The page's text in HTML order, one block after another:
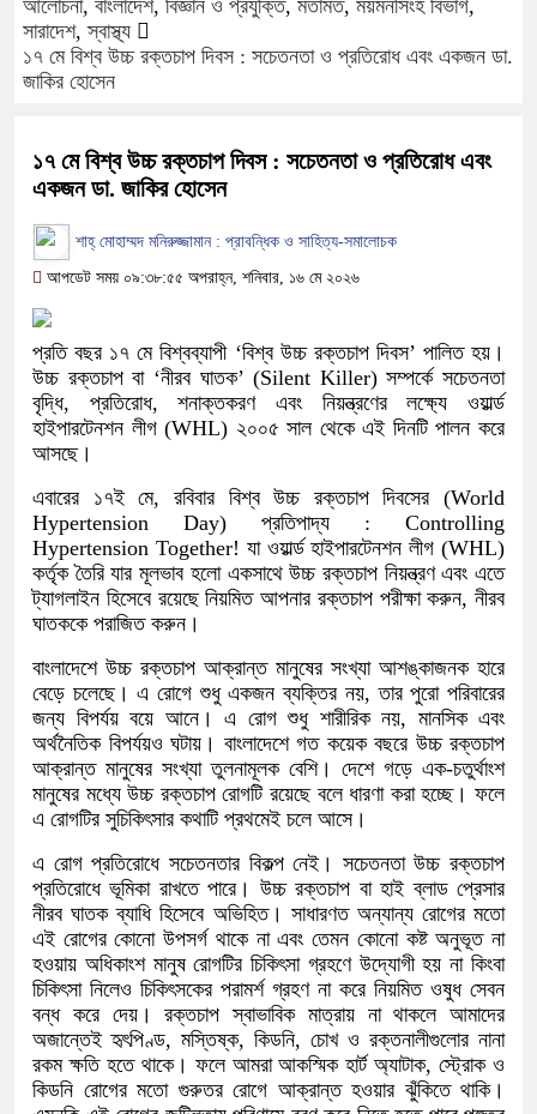
আলোচনা, বাংলাদেশ, বিজ্ঞান ও প্রযুক্তি, মতামত, ময়মনসিংহ বিভাগ,
সারাদেশ,স্বাস্থ্য
১৭ মে বিশ্ব উচ্চ রক্তচাপ দিবস : সচেতনতা ও প্রতিরোধ এবং একজন ডা.
জাকির হোসেন
১৭ মে বিশ্ব উচ্চ রক্তচাপ দিবস : সচেতনতা ও প্রতিরোধ এবং
একজন ডা. জাকির হোসেন
শাহ্ মোহাম্মদ মনিরুজ্জামান : প্রাবন্ধিক ও সাহিত্য-সমালোচক
আপডেট সময় ০৯:৩৮:৫৫ অপরাহ্ন, শনিবার, ১৬ মে ২০২৬
প্রতি বছর ১৭ মে বিশ্বব্যাপী ‘বিশ্ব উচ্চ রক্তচাপ দিবস’ পালিত হয়।
উচ্চ রক্তচাপ বা ‘নীরব ঘাতক’ (Silent Killer) সম্পর্কে সচেতনতা
বৃদ্ধি, প্রতিরোধ, শনাক্তকরণ এবং নিয়ন্ত্রণের লক্ষ্যে ওয়ার্ল্ড
হাইপারটেনশন লীগ (WHL) ২০০৫ সাল থেকে এই দিনটি পালন করে
আসছে।
এবারের ১৭ই মে, রবিবার বিশ্ব উচ্চ রক্তচাপ দিবসের (World
Hypertension Day) প্রতিপাদ্য : Controlling
Hypertension Together! যা ওয়ার্ল্ড হাইপারটেনশন লীগ (WHL)
কর্তৃক তৈরি যার মূলভাব হলো একসাথে উচ্চ রক্তচাপ নিয়ন্ত্রণ এবং এতে
ট্যাগলাইন হিসেবে রয়েছে নিয়মিত আপনার রক্তচাপ পরীক্ষা করুন, নীরব
ঘাতককে পরাজিত করুন।
বাংলাদেশে উচ্চ রক্তচাপ আক্রান্ত মানুষের সংখ্যা আশঙ্কাজনক হারে
বেড়ে চলেছে। এ রোগে শুধু একজন ব্যক্তির নয়, তার পুরো পরিবারের
জন্য বিপর্যয় বয়ে আনে। এ রোগ শুধু শারীরিক নয়, মানসিক এবং
অর্থনৈতিক বিপর্যয়ও ঘটায়। বাংলাদেশে গত কয়েক বছরে উচ্চ রক্তচাপ
আক্রান্ত মানুষের সংখ্যা তুলনামূলক বেশি। দেশে গড়ে এক-চতুর্থাংশ
মানুষের মধ্যে উচ্চ রক্তচাপ রোগটি রয়েছে বলে ধারণা করা হচ্ছে। ফলে
এ রোগটির সুচিকিৎসার কথাটি প্রথমেই চলে আসে।
এ রোগ প্রতিরোধে সচেতনতার বিকল্প নেই। সচেতনতা উচ্চ রক্তচাপ
প্রতিরোধে ভূমিকা রাখতে পারে। উচ্চ রক্তচাপ বা হাই ব্লাড প্রেসার
নীরব ঘাতক ব্যাধি হিসেবে অভিহিত। সাধারণত অন্যান্য রোগের মতো
এই রোগের কোনো উপসর্গ থাকে না এবং তেমন কোনো কষ্ট অনুভূত না
হওয়ায় অধিকাংশ মানুষ রোগটির চিকিৎসা গ্রহণে উদ্যোগী হয় না কিংবা
চিকিৎসা নিলেও চিকিৎসকের পরামর্শ গ্রহণ না করে নিয়মিত ওষুধ সেবন
বন্ধ করে দেয়। রক্তচাপ স্বাভাবিক মাত্রায় না থাকলে আমাদের
অজান্তেই হৃৎপিণ্ড, মস্তিষ্ক, কিডনি, চোখ ও রক্তনালীগুলোর নানা
রকম ক্ষতি হতে থাকে। ফলে আমরা আকস্মিক হার্ট অ্যাটাক, স্ট্রোক ও
কিডনি রোগের মতো গুরুতর রোগে আক্রান্ত হওয়ার ঝুঁকিতে থাকি।